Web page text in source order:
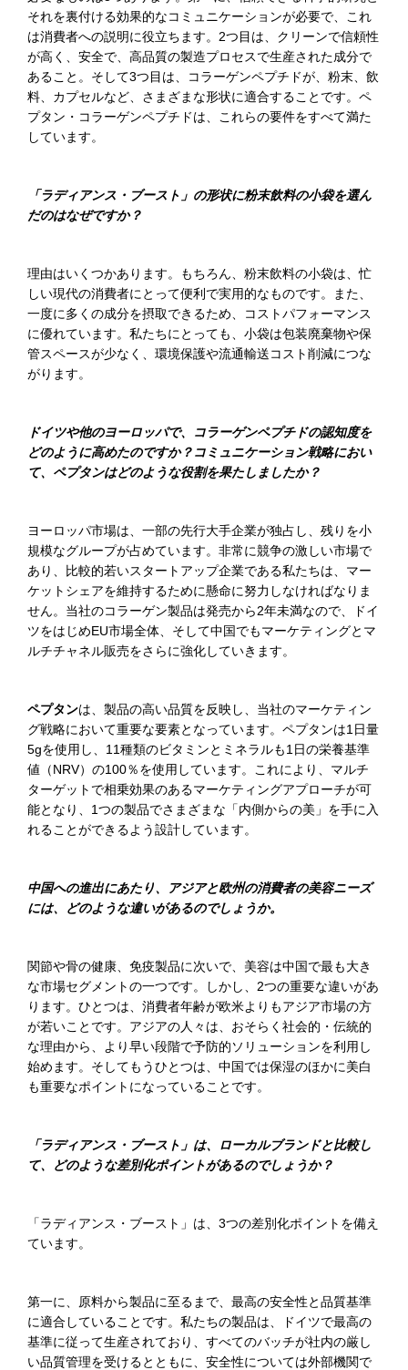
それを裏付ける効果的なコミュニケーションが必要で、これ
は消費者への説明に役立ちます。2つ目は、クリーンで信頼性
が高く、安全で、高品質の製造プロセスで生産された成分で
あること。そして3つ目は、コラーゲンペプチドが、粉末、飲
料、カプセルなど、さまざまな形状に適合することです。ペ
プタン・コラーゲンペプチドは、これらの要件をすべて満た
しています。
「ラディアンス・ブースト 」 の形状に粉末飲料の小袋を選ん
だのはなぜですか？
理由はいくつかあります。もちろん、粉末飲料の小袋は、忙
しい現代の消費者にとって便利で実用的なものです。また、
一度に多くの成分を摂取できるため、コストパフォーマンス
に優れています。私たちにとっても、小袋は包装廃棄物や保
管スペースが少なく、環境保護や流通輸送コスト削減につな
がります。
ドイツや他のヨーロッパで、コラーゲンペプチドの認知度を
どのように高めたのですか？コミュニケーション戦略におい
て、ペプタンはどのような役割を果たしましたか？
ヨーロッパ市場は、一部の先行大手企業が独占し、残りを小
規模なグループが占めています。非常に競争の激しい市場で
あり、比較的若いスタートアップ企業である私たちは、マー
ケットシェアを維持するために懸命に努力しなければなりま
せん。当社のコラーゲン製品は発売から2年未満なので、ドイ
ツをはじめEU市場全体、そして中国でもマーケティングとマ
ルチチャネル販売をさらに強化していきます。
ペプタンは、製品の高い品質を反映し、当社のマーケティン
グ戦略において重要な要素となっています。ペプタンは1日量
5gを使用し、11種類のビタミンとミネラルも1日の栄養基準
値（NRV）の100％を使用しています。これにより、マルチ
ターゲットで相乗効果のあるマーケティングアプローチが可
能となり、1つの製品でさまざまな「内側からの美」を手に入
れることができるよう設計しています。
中国への進出にあたり、アジアと欧州の消費者の美容ニーズ
には、どのような違いがあるのでしょうか。
関節や骨の健康、免疫製品に次いで、美容は中国で最も大き
な市場セグメントの一つです。しかし、2つの重要な違いがあ
ります。ひとつは、消費者年齢が欧米よりもアジア市場の方
が若いことです。アジアの人々は、おそらく社会的・伝統的
な理由から、より早い段階で予防的ソリューションを利用し
始めます。そしてもうひとつは、中国では保湿のほかに美白
も重要なポイントになっていることです。
「ラディアンス・ブースト 」 は、ローカルブランドと比較し
て、どのような差別化ポイントがあるのでしょうか？
「ラディアンス・ブースト」は、3つの差別化ポイントを備え
ています。
第一に、原料から製品に至るまで、最高の安全性と品質基準
に適合していることです。私たちの製品は、ドイツで最高の
基準に従って生産されており、すべてのバッチが社内の厳し
い品質管理を受けるとともに、安全性については外部機関で